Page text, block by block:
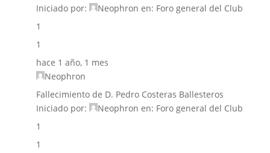
Iniciado por:
Neophron en: Foro general del Club
1
1
hace 1 año, 1 mes
Neophron
Fallecimiento de D. Pedro Costeras Ballesteros
Iniciado por:
Neophron en: Foro general del Club
1
1